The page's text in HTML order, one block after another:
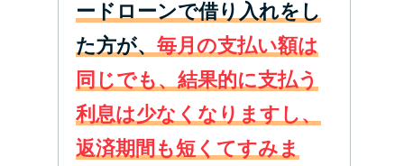
ードローンで借り入れをし
た方が、 毎月の支払い額は
同じでも、結果的に支払う
利息は少なくなりますし、
返済期間も短くてすみま